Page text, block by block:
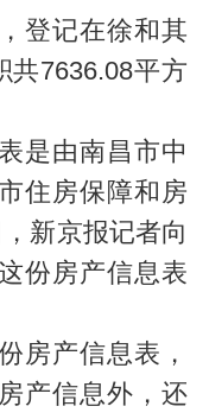
记在徐和其
共7636.08平方
由南昌市中
住房保障和房
新京报记者向
份房产信息表
产信息表，
产信息外，还